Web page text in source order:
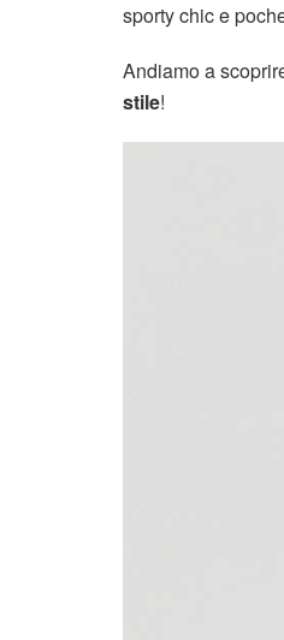
sporty chic e
Andiamo a
stile!